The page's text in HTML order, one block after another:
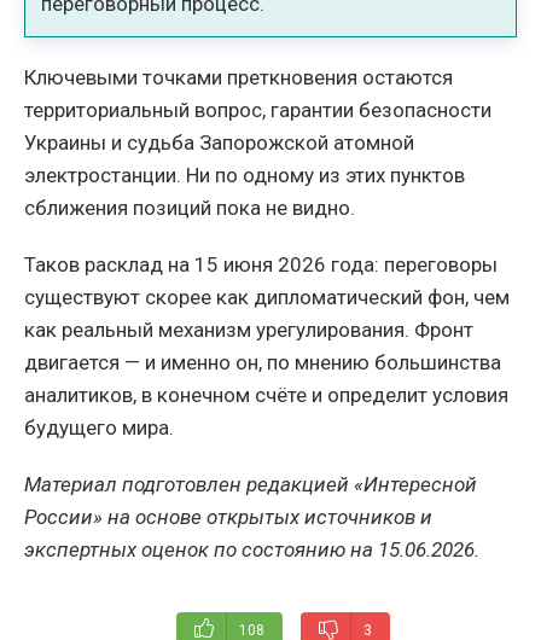
Ключевыми точками преткновения остаются
территориальный вопрос, гарантии безопасности
Украины и судьба Запорожской атомной
электростанции. Ни по одному из этих пунктов
сближения позиций пока не видно.
Таков расклад на 15 июня 2026 года: переговоры
существуют скорее как дипломатический фон, чем
как реальный механизм урегулирования. Фронт
двигается — и именно он, по мнению большинства
аналитиков, в конечном счёте и определит условия
будущего мира.
Материал подготовлен редакцией «Интересной
России» на основе открытых источников и
экспертных оценок по состоянию на 15.06.2026.
108 3